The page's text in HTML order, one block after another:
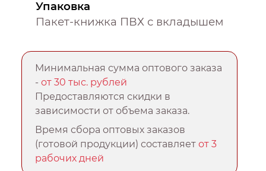
Упаковка
Пакет-книжка ПВХ с вкладышем
Минимальная сумма оптового заказа
-от 30 тыс. рублей
Предоставляются скидки в
зависимости от объема заказа.
Время сбора оптовых заказов
(готовой продукции) составляетот 3
рабочих дней